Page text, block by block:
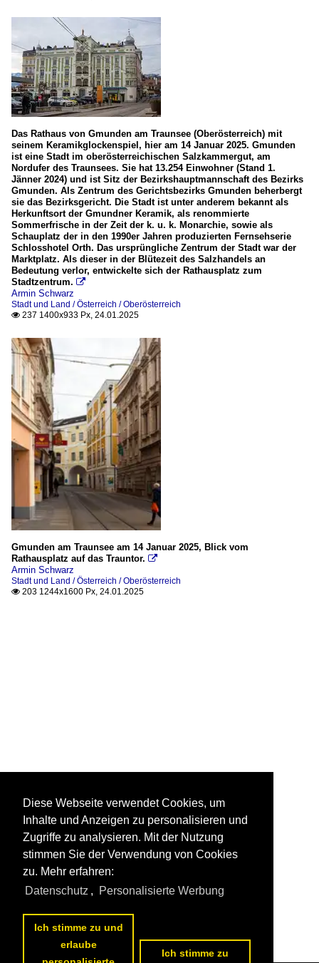
Das Rathaus von Gmunden am Traunsee (Oberösterreich) mit
seinem Keramikglockenspiel, hier am 14 Januar 2025. Gmunden
ist eine Stadt im oberösterreichischen Salzkammergut, am
Nordufer des Traunsees. Sie hat 13.254 Einwohner (Stand 1.
Jänner 2024) und ist Sitz der Bezirkshauptmannschaft des Bezirks
Gmunden. Als Zentrum des Gerichtsbezirks Gmunden beherbergt
sie das Bezirksgericht. Die Stadt ist unter anderem bekannt als
Herkunftsort der Gmundner Keramik, als renommierte
Sommerfrische in der Zeit der k. u. k. Monarchie, sowie als
Schauplatz der in den 1990er Jahren produzierten Fernsehserie
Schlosshotel Orth. Das ursprüngliche Zentrum der Stadt war der
Marktplatz. Als dieser in der Blütezeit des Salzhandels an
Bedeutung verlor, entwickelte sich der Rathausplatz zum
Stadtzentrum. 
Armin Schwarz
Stadt und Land / Österreich / Oberösterreich
 237 1400x933 Px, 24.01.2025
Gmunden am Traunsee am 14 Januar 2025, Blick vom
Rathausplatz auf das Trauntor. 
Armin Schwarz
Stadt und Land / Österreich / Oberösterreich
 203 1244x1600 Px, 24.01.2025
Diese Webseite verwendet Cookies, um
Inhalte und Anzeigen zu personalisieren und
Zugriffe zu analysieren. Mit der Nutzung
stimmen Sie der Verwendung von Cookies
zu. Mehr erfahren:
Datenschutz , Personalisierte Werbung
Ich stimme zu und
erlaube
Ich stimme zu